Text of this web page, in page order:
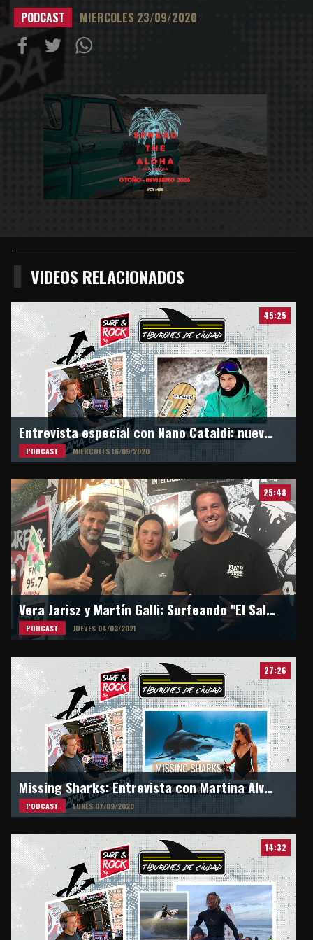
PODCAST MIERCOLES 23/09/2020
Compartir
en
Facebook
Compartir
en
TwitterWathsapp
VIDEOS RELACIONADOS
45:25
Entrevista especial con Nano Cataldi: nuevo Head coach de snowboard cross de China
PODCAST MIERCOLES 16/09/2020
25:48
Vera Jarisz y Martín Galli: Surfeando "El Salvaje, Chacras Marítimas"
PODCAST JUEVES 04/03/2021
27:26
Missing Sharks: Entrevista con Martina Alvarez desde Panamá
PODCAST LUNES 07/09/2020
14:32